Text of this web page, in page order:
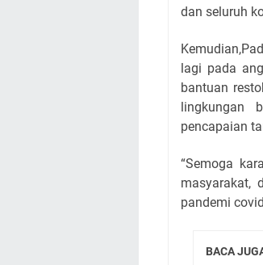
dan seluruh
lagi pada
bantuan
lingkungan
pencapaian
“Semoga
masyarakat,
pandemi
BACA